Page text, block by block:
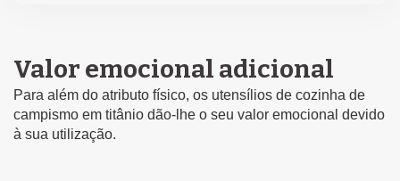
Valor emocional adicional
Para além do atributo físico, os utensílios de cozinha de
campismo em titânio dão-lhe o seu valor emocional devido
à sua utilização.